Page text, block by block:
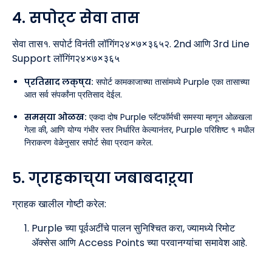
४. सपोर्ट सेवा तास
सेवा तास१. सपोर्ट विनंती लॉगिंग२४×७×३६५२. 2nd आणि 3rd Line
Support लॉगिंग२४×७×३६५
प्रतिसाद लक्ष्य: सपोर्ट कामकाजाच्या तासांमध्ये Purple एका तासाच्या
आत सर्व संपर्कांना प्रतिसाद देईल.
समस्या ओळख: एकदा दोष Purple प्लॅटफॉर्मची समस्या म्हणून ओळखला
गेला की, आणि योग्य गंभीर स्तर निर्धारित केल्यानंतर, Purple परिशिष्ट १ मधील
निराकरण वेळेनुसार सपोर्ट सेवा प्रदान करेल.
५. ग्राहकाच्या जबाबदाऱ्या
ग्राहक खालील गोष्टी करेल:
Purple च्या पूर्वअटींचे पालन सुनिश्चित करा, ज्यामध्ये रिमोट
ॲक्सेस आणि Access Points च्या परवानग्यांचा समावेश आहे.